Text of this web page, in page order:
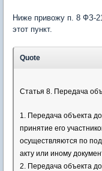
Ниже привожу п. 8 ФЗ-
этот пункт.
Quote
Статья 8. Передача
1. Передача объекта
принятие его
осуществляются по
акту или иному
2. Передача объекта